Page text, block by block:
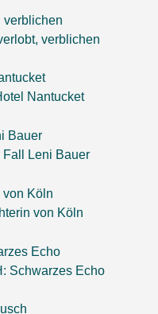
verblichen
Nantucket
Fall Leni Bauer
von Köln
Schwarzes Echo